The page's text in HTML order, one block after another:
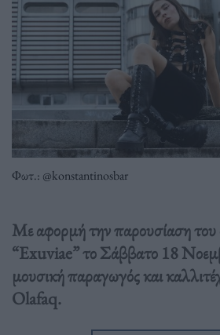
Φωτ.: @konstantinosbar
Με αφορμή την παρουσίαση
“Exuviae” το Σάββατο 18
μουσική παραγωγός και
Olafaq.